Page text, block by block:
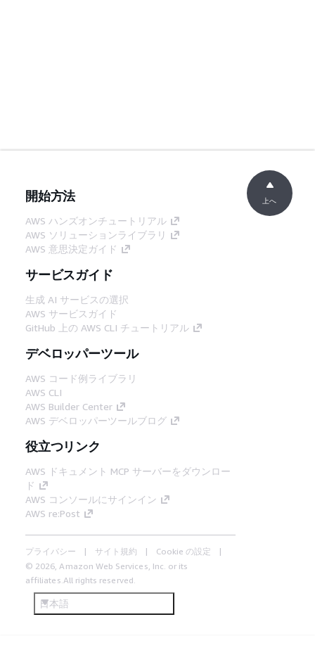
開始方法
AWS ハンズオンチュートリアル
AWS ソリューションライブラリ
AWS 意思決定ガイド
サービスガイド
生成 AI サービスの選択
AWS サービスガイド
GitHub 上の AWS CLI チュートリアル
デベロッパーツール
AWS コード例ライブラリ
AWS CLI
AWS Builder Center
AWS デベロッパーツールブログ
役立つリンク
AWS ドキュメント MCP サーバーをダウンロー
ド
AWS コンソールにサインイン
AWS re:Post
プライバシー サイト規約
Cookie の設定
© 2026, Amazon Web Services, Inc. or its
affiliates.All rights reserved.
日本語
上へ